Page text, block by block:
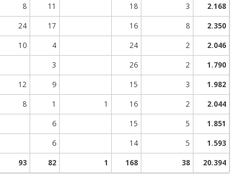
8 11 18 3 2.168
24 17 16 8 2.350
10 4 24 2 2.046
3 26 2 1.790
12 9 15 3 1.982
8 1 1 16 2 2.044
6 15 5 1.851
6 14 5 1.593
93 82 1 168 38 20.394